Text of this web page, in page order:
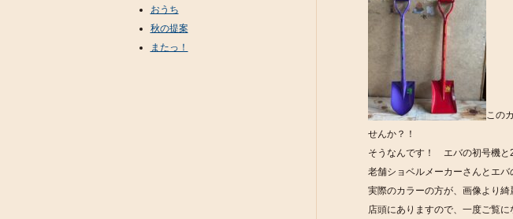
この
せんか？！
そうなんです！ エバの初号機と
老舗ショベルメーカーさんとエバ
実際のカラーの方が、画像より綺
店頭にありますので、一度ご覧に
おうち
秋の提案
またっ！